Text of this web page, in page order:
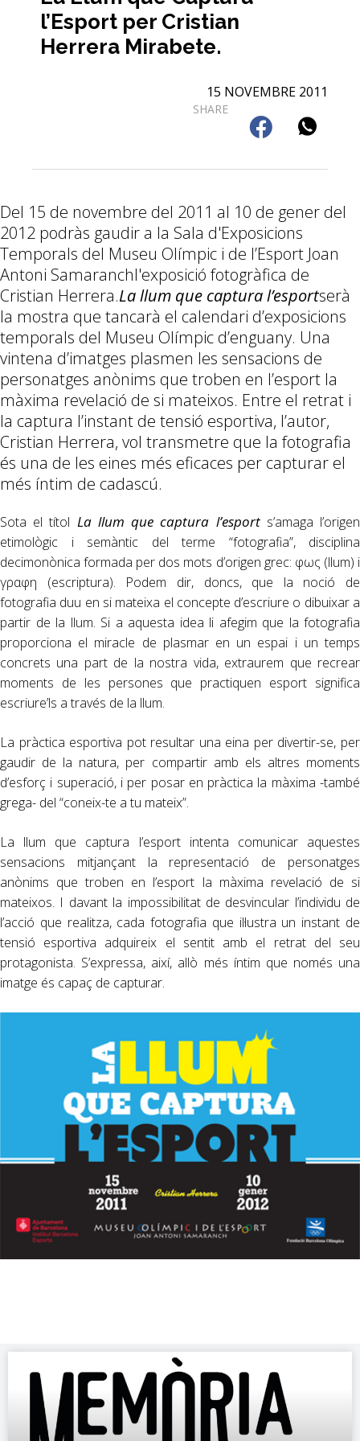
l’Esport per Cristian
Herrera Mirabete.
15 NOVEMBRE 2011
SHARE
Del 15 de novembre del 2011 al 10 de gener del
2012 podràs gaudir a la Sala d'Exposicions
Temporals del Museu Olímpic i de l’Esport Joan
Antoni Samaranchl'exposició fotogràfica de
Cristian Herrera.La llum que captura l’esportserà
la mostra que tancarà el calendari d’exposicions
temporals del Museu Olímpic d’enguany. Una
vintena d’imatges plasmen les sensacions de
personatges anònims que troben en l’esport la
màxima revelació de si mateixos. Entre el retrat i
la captura l’instant de tensió esportiva, l’autor,
Cristian Herrera, vol transmetre que la fotografia
és una de les eines més eficaces per capturar el
més íntim de cadascú.
Sota el títol La llum que captura l’esports’amaga l’origen
etimològic i semàntic del terme “fotografia”, disciplina
decimonònica formada per dos mots d’origen grec: φως (llum) i
γραφη (escriptura). Podem dir, doncs, que la noció de
fotografia duu en si mateixa el concepte d’escriure o dibuixar a
partir de la llum. Si a aquesta idea li afegim que la fotografia
proporciona el miracle de plasmar en un espai i un temps
concrets una part de la nostra vida, extraurem que recrear
moments de les persones que practiquen esport significa
escriure’ls a través de la llum.
La pràctica esportiva pot resultar una eina per divertir-se, per
gaudir de la natura, per compartir amb els altres moments
d’esforç i superació, i per posar en pràctica la màxima -també
grega- del “coneix-te a tu mateix”.
La llum que captura l’esport intenta comunicar aquestes
sensacions mitjançant la representació de personatges
anònims que troben en l’esport la màxima revelació de si
mateixos. I davant la impossibilitat de desvincular l’individu de
l’acció que realitza, cada fotografia que il·lustra un instant de
tensió esportiva adquireix el sentit amb el retrat del seu
protagonista. S’expressa, així, allò més íntim que només una
imatge és capaç de capturar.